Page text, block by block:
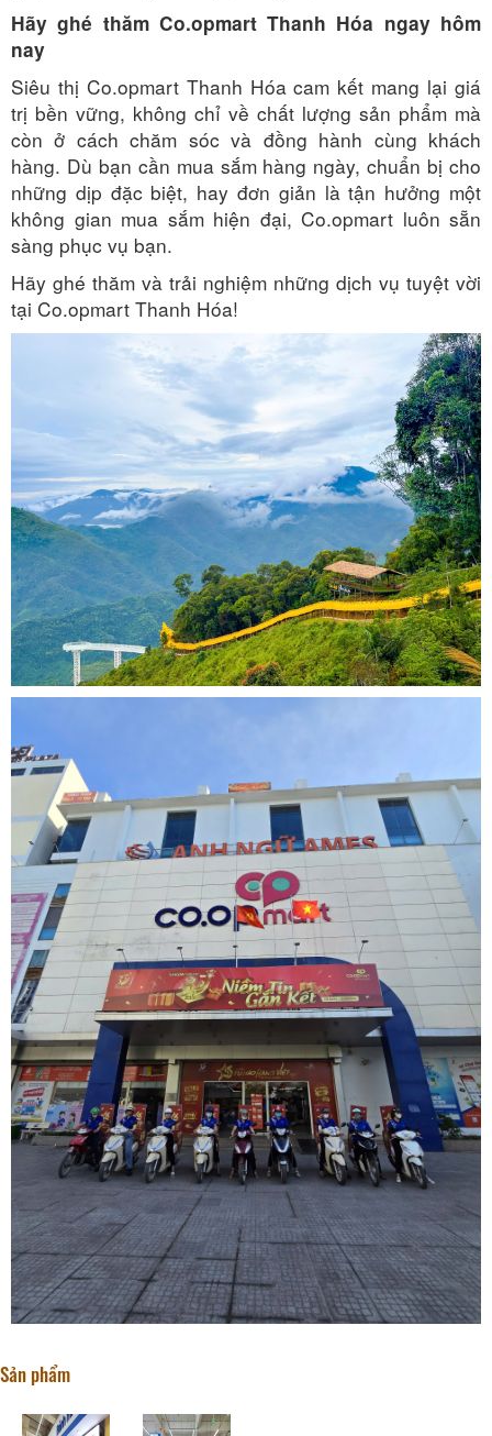
Hãy ghé thăm Co.opmart Thanh Hóa ngay hôm
nay
Siêu thị Co.opmart Thanh Hóa cam kết mang lại giá
trị bền vững, không chỉ về chất lượng sản phẩm mà
còn ở cách chăm sóc và đồng hành cùng khách
hàng. Dù bạn cần mua sắm hàng ngày, chuẩn bị cho
những dịp đặc biệt, hay đơn giản là tận hưởng một
không gian mua sắm hiện đại, Co.opmart luôn sẵn
sàng phục vụ bạn.
Hãy ghé thăm và trải nghiệm những dịch vụ tuyệt vời
tại Co.opmart Thanh Hóa!
Sản phẩm